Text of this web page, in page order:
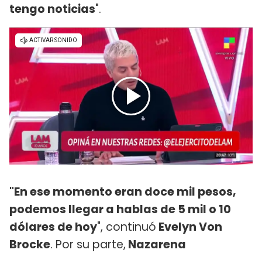
tengo noticias".
"En ese momento eran doce mil pesos,
podemos llegar a hablas de 5 mil o 10
dólares de hoy", continuó Evelyn Von
Brocke. Por su parte, Nazarena